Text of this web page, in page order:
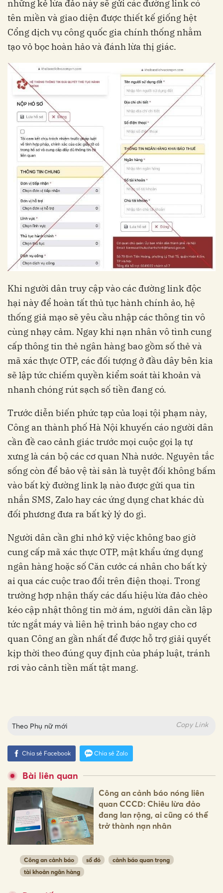
những kẻ lừa đảo này sẽ gửi các đường link có
tên miền và giao diện được thiết kế giống hệt
Cổng dịch vụ công quốc gia chính thống nhằm
tạo vỏ bọc hoàn hảo và đánh lừa thị giác.
Khi người dân truy cập vào các đường link độc
hại này để hoàn tất thủ tục hành chính ảo, hệ
thống giả mạo sẽ yêu cầu nhập các thông tin vô
cùng nhạy cảm. Ngay khi nạn nhân vô tình cung
cấp thông tin thẻ ngân hàng bao gồm số thẻ và
mã xác thực OTP, các đối tượng ở đầu dây bên kia
sẽ lập tức chiếm quyền kiểm soát tài khoản và
nhanh chóng rút sạch số tiền đang có.
Trước diễn biến phức tạp của loại tội phạm này,
Công an thành phố Hà Nội khuyến cáo người dân
cần đề cao cảnh giác trước mọi cuộc gọi lạ tự
xưng là cán bộ các cơ quan Nhà nước. Nguyên tắc
sống còn để bảo vệ tài sản là tuyệt đối không bấm
vào bất kỳ đường link lạ nào được gửi qua tin
nhắn SMS, Zalo hay các ứng dụng chat khác dù
đối phương đưa ra bất kỳ lý do gì.
Người dân cần ghi nhớ kỹ việc không bao giờ
cung cấp mã xác thực OTP, mật khẩu ứng dụng
ngân hàng hoặc số Căn cước cá nhân cho bất kỳ
ai qua các cuộc trao đổi trên điện thoại. Trong
trường hợp nhận thấy các dấu hiệu lừa đảo chèo
kéo cập nhật thông tin mờ ám, người dân cần lập
tức ngắt máy và liên hệ trình báo ngay cho cơ
quan Công an gần nhất để được hỗ trợ giải quyết
kịp thời theo đúng quy định của pháp luật, tránh
rơi vào cảnh tiền mất tật mang.
Theo Phụ nữ mới Copy Link
Chia sẻ Facebook Chia sẻ Zalo
Bài liên quan
Công an cảnh báo nóng liên
quan CCCD: Chiêu lừa đảo
đang lan rộng, ai cũng có thể
trở thành nạn nhân
Công an cảnh báo sổ đỏ
cảnh báo quan trọng
tài khoản ngân hàng